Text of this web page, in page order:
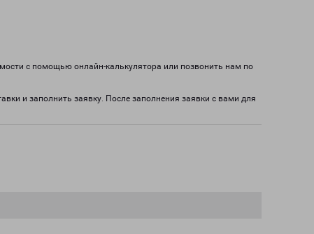
с помощью онлайн-калькулятора или позвонить нам по
и заполнить заявку. После заполнения заявки с вами для